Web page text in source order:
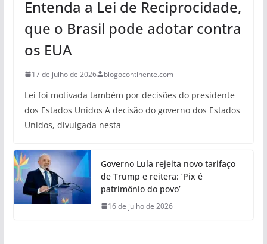
Entenda a Lei de Reciprocidade,
que o Brasil pode adotar contra
os EUA
17 de julho de 2026 blogocontinente.com
Lei foi motivada também por decisões do presidente
dos Estados Unidos A decisão do governo dos Estados
Unidos, divulgada nesta
Governo Lula rejeita novo tarifaço
de Trump e reitera: ‘Pix é
patrimônio do povo’
16 de julho de 2026